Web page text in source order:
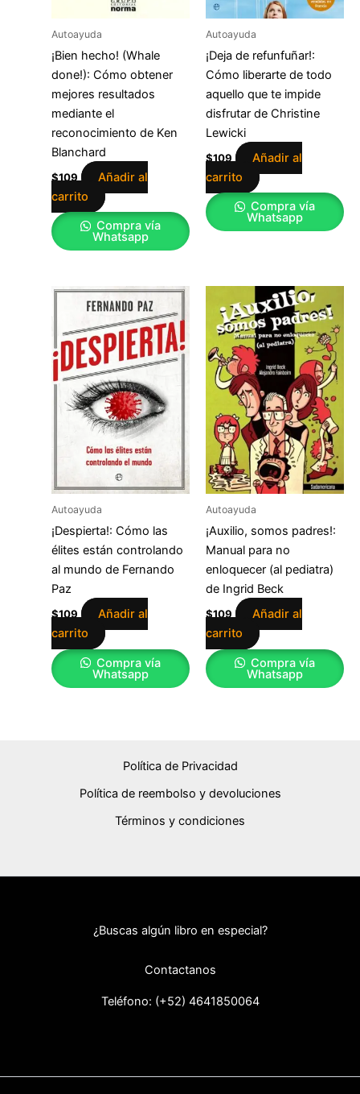
Autoayuda
¡Bien hecho! (Whale
done!): Cómo obtener
mejores resultados
mediante el
reconocimiento de Ken
Blanchard
$109
Añadir al
carrito
Compra vía
Whatsapp
Autoayuda
¡Deja de refunfuñar!:
Cómo liberarte de todo
aquello que te impide
disfrutar de Christine
Lewicki
$109
Añadir al
carrito
Compra vía
Whatsapp
Autoayuda
¡Despierta!: Cómo las
élites están controlando
al mundo de Fernando
Paz
$109
Añadir al
carrito
Compra vía
Whatsapp
Autoayuda
¡Auxilio, somos padres!:
Manual para no
enloquecer (al pediatra)
de Ingrid Beck
$109
Añadir al
carrito
Compra vía
Whatsapp
Política de Privacidad
Política de reembolso y devoluciones
Términos y condiciones
¿Buscas algún libro en especial?
Contactanos
Teléfono: (+52) 4641850064